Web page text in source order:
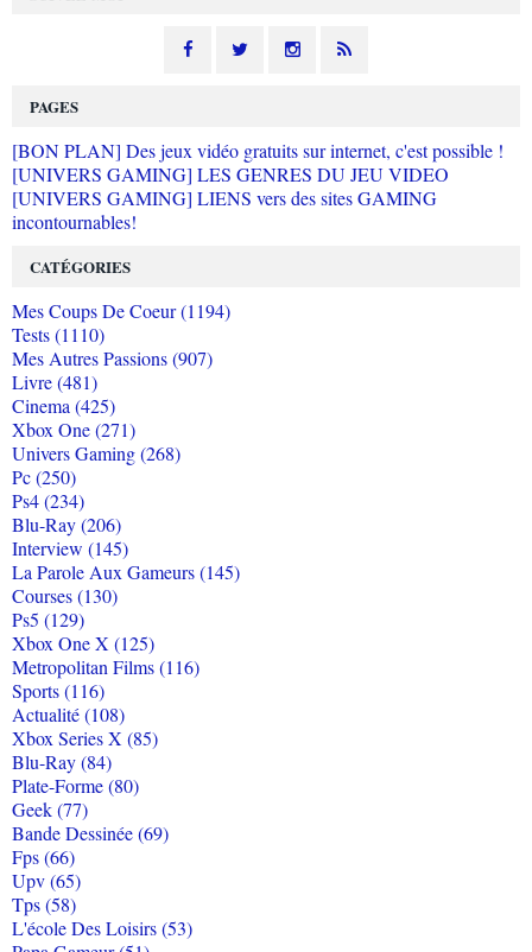
PAGES
[BON PLAN] Des jeux vidéo gratuits sur internet, c'est possible !
[UNIVERS GAMING] LES GENRES DU JEU VIDEO
[UNIVERS GAMING] LIENS vers des sites GAMING
incontournables!
CATÉGORIES
Mes Coups De Coeur (1194)
Tests (1110)
Mes Autres Passions (907)
Livre (481)
Cinema (425)
Xbox One (271)
Univers Gaming (268)
Pc (250)
Ps4 (234)
Blu-Ray (206)
Interview (145)
La Parole Aux Gameurs (145)
Courses (130)
Ps5 (129)
Xbox One X (125)
Metropolitan Films (116)
Sports (116)
Actualité (108)
Xbox Series X (85)
Blu-Ray (84)
Plate-Forme (80)
Geek (77)
Bande Dessinée (69)
Fps (66)
Upv (65)
Tps (58)
L'école Des Loisirs (53)